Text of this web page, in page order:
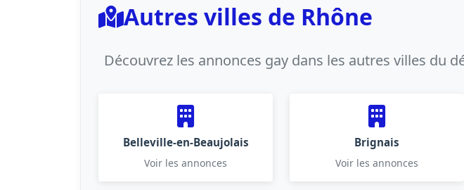
Autres villes de Rhône
Découvrez les annonces gay dans les autres villes du
Belleville-en-Beaujolais
Voir les annonces
Brignais
Voir les annonces